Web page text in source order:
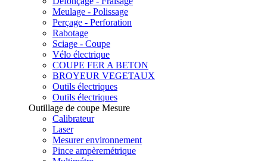
Meulage - Polissage
Perçage - Perforation
Rabotage
Sciage - Coupe
Vélo électrique
COUPE FER A BETON
BROYEUR VEGETAUX
Outils électriques
Outils électriques
Outillage de coupe Mesure
Calibrateur
Laser
Mesurer environnement
Pince ampèremétrique